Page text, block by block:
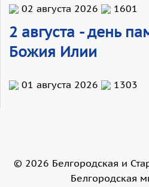
02 августа 2026 1601
2 августа - день
Божия Илии
01 августа 2026 1303
© 2026 Белгородская и
Белгородская